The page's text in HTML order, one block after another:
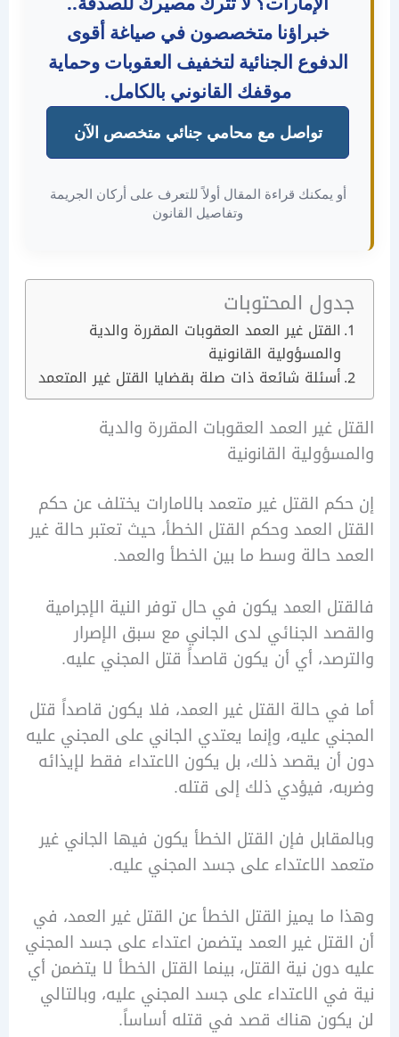
خبراؤنا متخصصون في صياغة أقوى
الجنائية لتخفيف العقوبات وحماية
موقفك القانوني بالكامل.
تواصل مع محامي جنائي متخصص الآن
يمكنك قراءة المقال أولاً للتعرف على أركان الجريمة
وتفاصيل القانون
المحتوبات
القتل غير العمد العقوبات المقررة والدية
والمسؤولية القانونية
أسئلة شائعة ذات صلة بقضايا القتل غير المتعمد
غير العمد العقوبات المقررة والدية
القانونية
القتل غير متعمد بالامارات يختلف عن حكم
العمد وحكم القتل الخطأ، حيث تعتبر حالة غير
حالة وسط ما بين الخطأ والعمد.
العمد يكون في حال توفر النية الإجرامية
الجنائي لدى الجاني مع سبق الإصرار
أي أن يكون قاصداً قتل المجني عليه.
حالة القتل غير العمد، فلا يكون قاصداً قتل
عليه، وإنما يعتدي الجاني على المجني عليه
يقصد ذلك، بل يكون الاعتداء فقط لإيذائه
فيؤدي ذلك إلى قتله.
فإن القتل الخطأ يكون فيها الجاني غير
الاعتداء على جسد المجني عليه.
يميز القتل الخطأ عن القتل غير العمد، في
غير العمد يتضمن اعتداء على جسد المجني
نية القتل، بينما القتل الخطأ لا يتضمن أي
الاعتداء على جسد المجني عليه، وبالتالي
هناك قصد في قتله أساساً.